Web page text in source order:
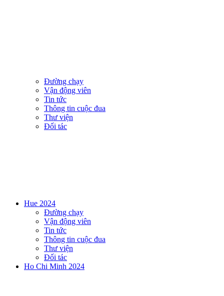
Đường chạy
Vận động viên
Tin tức
Thông tin cuộc đua
Thư viện
Đối tác
Hue 2024
Đường chạy
Vận động viên
Tin tức
Thông tin cuộc đua
Thư viện
Đối tác
Ho Chi Minh 2024